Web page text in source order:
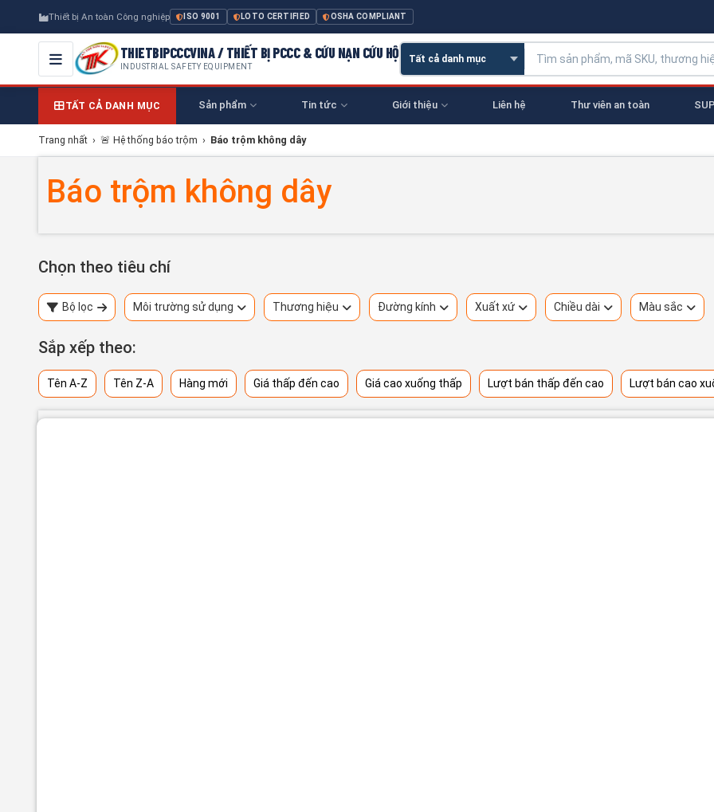
Thiết bị An toàn Công nghiệp ISO 9001 LOTO CERTIFIED OSHA COMPLIANT
THIETBIPCCCVINA / THIẾT BỊ PCCC & CỨU NẠN CỨU HỘ
INDUSTRIAL SAFETY EQUIPMENT
TẤT CẢ DANH MỤC Sản phẩm Tin tức Giới thiệu Liên hệ Thư viên an toàn
Trang nhất › 🚨 Hệ thống báo trộm › Báo trộm không dây
Báo trộm không dây
Chọn theo tiêu chí
Bộ lọc Môi trường sử dụng Thương hiệu Đường kính Xuất xứ Chiều dài Màu sắc
Sắp xếp theo:
Tên A-Z Tên Z-A Hàng mới Giá thấp đến cao Giá cao xuống thấp Lượt bán thấp đến cao Lượt bán cao